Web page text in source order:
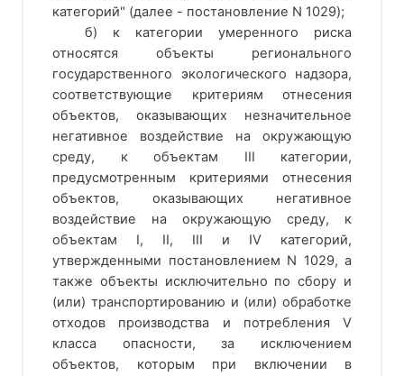
категорий" (далее - постановление N 1029);
б) к категории умеренного риска
относятся объекты регионального
государственного экологического надзора,
соответствующие критериям отнесения
объектов, оказывающих незначительное
негативное воздействие на окружающую
среду, к объектам III категории,
предусмотренным критериями отнесения
объектов, оказывающих негативное
воздействие на окружающую среду, к
объектам I, II, III и IV категорий,
утвержденными постановлением N 1029, а
также объекты исключительно по сбору и
(или) транспортированию и (или) обработке
отходов производства и потребления V
класса опасности, за исключением
объектов, которым при включении в